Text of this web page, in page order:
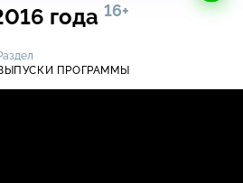
года 16+
ПРОГРАММЫ